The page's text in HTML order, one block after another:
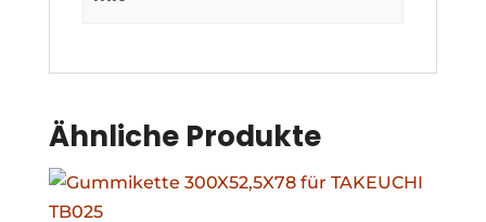
Ähnliche Produkte